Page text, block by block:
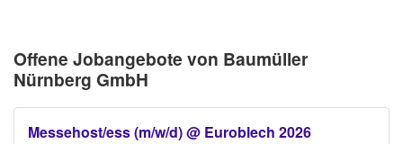
Offene Jobangebote von Baumüller
Nürnberg GmbH
Messehost/ess (m/w/d) @ Euroblech 2026